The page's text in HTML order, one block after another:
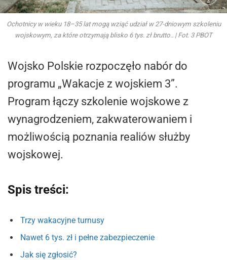
Ochotnicy w wieku 18–35 lat mogą wziąć udział w 27-dniowym szkoleniu
wojskowym, za które otrzymają blisko 6 tys. zł brutto.. | Fot. 3 PBOT
Wojsko Polskie rozpoczęło nabór do
programu „Wakacje z wojskiem 3”.
Program łączy szkolenie wojskowe z
wynagrodzeniem, zakwaterowaniem i
możliwością poznania realiów służby
wojskowej.
Spis treści:
Trzy wakacyjne turnusy
Nawet 6 tys. zł i pełne zabezpieczenie
Jak się zgłosić?